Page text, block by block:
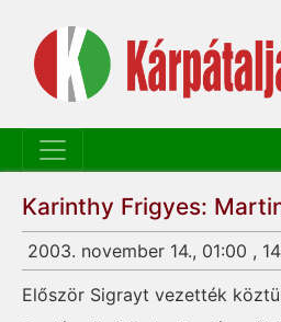
Karinthy Frigyes:
2003. november 14., 01:00 ,
Először Sigrayt vezették